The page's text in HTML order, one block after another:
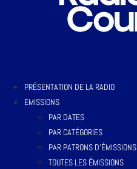
PRÉSENTATION DE LA RADIO
EMISSIONS
PAR DATES
PAR CATÉGORIES
PAR PATRONS D’ÉMISSIONS
TOUTES LES ÉMISSIONS